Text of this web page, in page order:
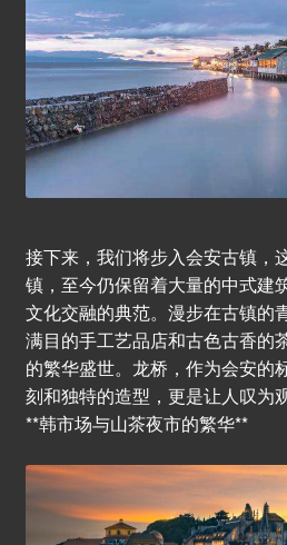
接下来，我们将步入会安古镇，
镇，至今仍保留着大量的中式建
文化交融的典范。漫步在古镇的
满目的手工艺品店和古色古香的
的繁华盛世。龙桥，作为会安的
刻和独特的造型，更是让人叹为观
**韩市场与山茶夜市的繁华**